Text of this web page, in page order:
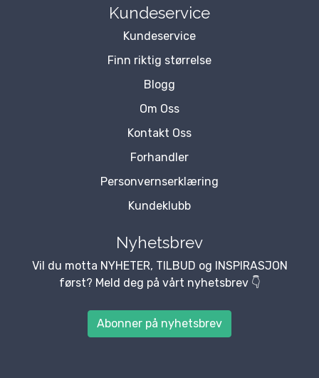
Kundeservice
Kundeservice
Finn riktig størrelse
Blogg
Om Oss
Kontakt Oss
Forhandler
Personvernserklæring
Kundeklubb
Nyhetsbrev
Vil du motta NYHETER, TILBUD og INSPIRASJON
først? Meld deg på vårt nyhetsbrev 👇
Abonner på nyhetsbrev